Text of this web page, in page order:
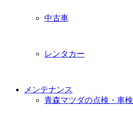
中古車
レンタカー
メンテナンス
青森マツダの点検・車検